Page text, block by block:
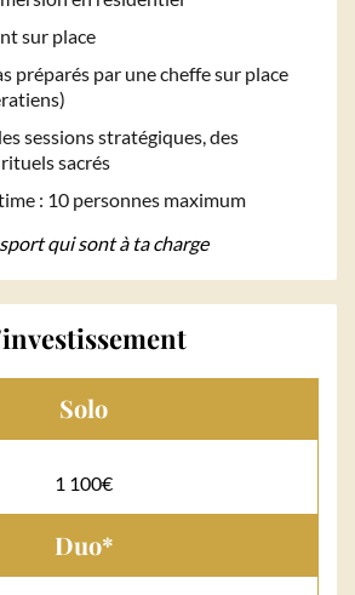
sur place
préparés par une cheffe sur place
sessions stratégiques, des
sacrés
: 10 personnes maximum
qui sont à ta charge
Solo
1 100€
Duo*